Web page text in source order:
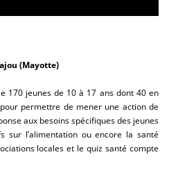
(Mayotte)
170 jeunes de 10 à 17 ans dont 40 en
permettre de mener une action de
aux besoins spécifiques des jeunes
sur l’alimentation ou encore la santé
locales et le quiz santé compte